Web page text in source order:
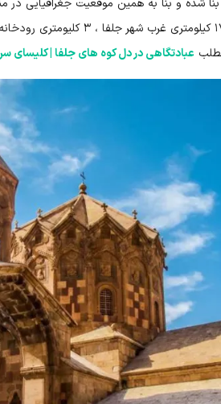
بنا شده و بنا به همین موقعیت جغرافیایی در
رودخانه بزرگ ارس
عبادتگاهی در دل کوه های جلفا | کلیسای